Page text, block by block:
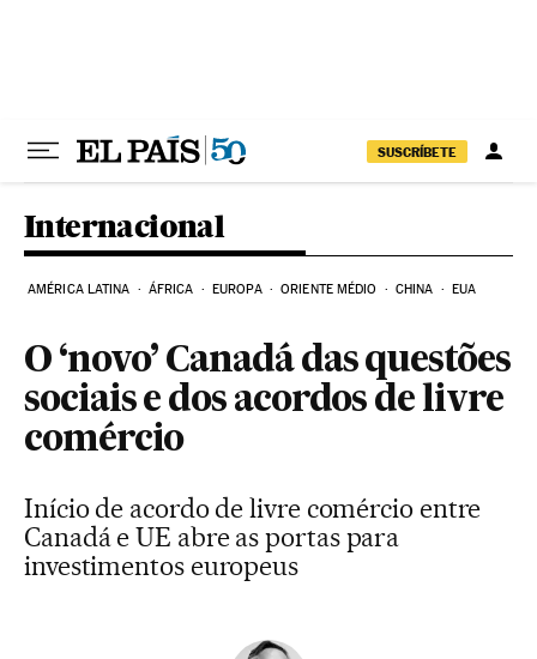
SUSCRÍBETE
Internacional
AMÉRICA LATINA ÁFRICA EUROPA ORIENTE MÉDIO CHINA EUA
O ‘novo’ Canadá das questões
sociais e dos acordos de livre
comércio
Início de acordo de livre comércio entre
Canadá e UE abre as portas para
investimentos europeus